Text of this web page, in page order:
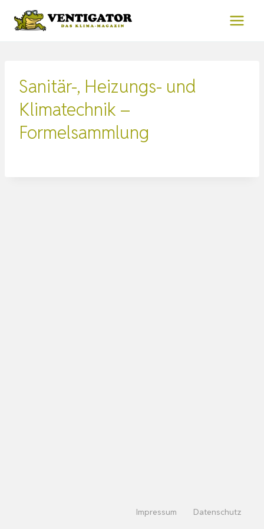
Inhalt
Sanitär-, Heizungs- und
Klimatechnik –
Formelsammlung
Impressum Datenschutz